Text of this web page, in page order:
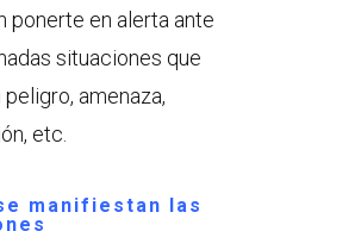
ponerte en alerta ante
situaciones que
amenaza,
etc.
manifiestan las